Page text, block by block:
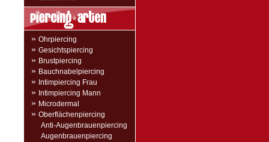
» Ohrpiercing
» Gesichtspiercing
» Brustpiercing
» Bauchnabelpiercing
» Intimpiercing Frau
» Intimpiercing Mann
» Microdermal
» Oberflächenpiercing
Anti-Augenbrauenpiercing
Augenbrauenpiercing